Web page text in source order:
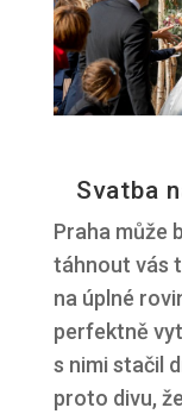
Svatba
Praha může
táhnout vás
na úplné
perfektně
s nimi stačil
proto divu,